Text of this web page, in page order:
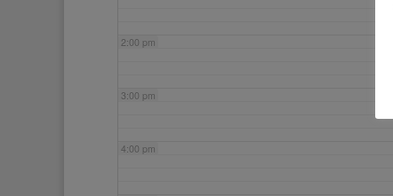
2:00 pm
3:00 pm
4:00 pm